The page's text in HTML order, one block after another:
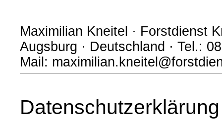
Maximilian Kneitel · Forstdienst
Augsburg · Deutschland · Tel.:
Mail:
Datenschutzerklärung